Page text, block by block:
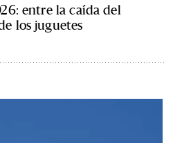
entre la caída del
los juguetes